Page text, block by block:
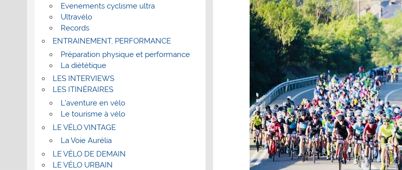
Evenements cyclisme ultra
Ultravélo
Records
ENTRAINEMENT, PERFORMANCE
Préparation physique et performance
La diététique
LES INTERVIEWS
LES ITINÉRAIRES
L’aventure en vélo
Le tourisme à vélo
LE VÉLO VINTAGE
La Voie Aurélia
LE VÉLO DE DEMAIN
LE VÉLO URBAIN